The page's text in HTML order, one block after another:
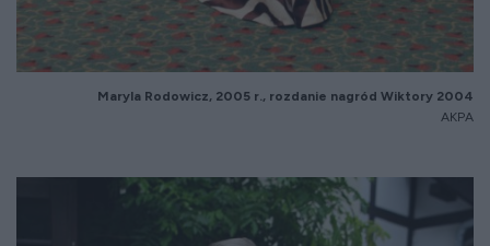
Maryla Rodowicz, 2005 r., rozdanie nagród Wiktory 2004
AKPA